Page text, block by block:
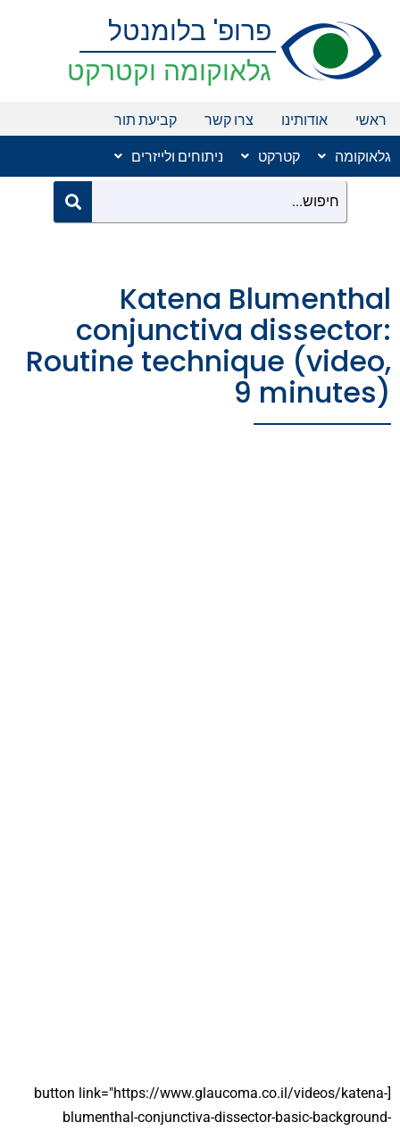
לתוכן
פרופ' בלומנטל
גלאוקומה וקטרקט
ראשי אודותינו צרו קשר קביעת תור
גלאוקומה קטרקט ניתוחים ולייזרים
Katena Blumenthal
conjunctiva dissector:
Routine technique (video,
9 minutes)
[button link="https://www.glaucoma.co.il/videos/katena-
blumenthal-conjunctiva-dissector-basic-background-